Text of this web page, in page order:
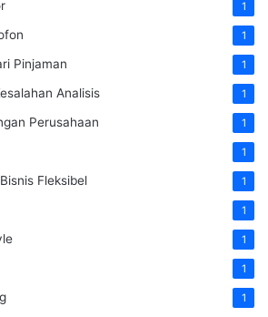
1
1
Pinjaman 1
Analisis 1
Perusahaan 1
1
Fleksibel 1
1
1
1
1